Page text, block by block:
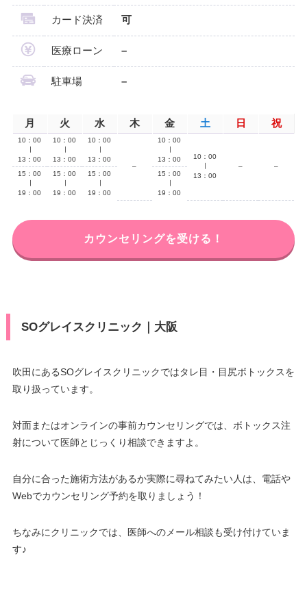
カード決済 可
医療ローン –
駐車場 –
月 火 水 木 金 土 日 祝
10：00
13：00
10：00
13：00
10：00
13：00
–
10：00
13：00
10：00
13：00
–
–
15：00
19：00
15：00
19：00
15：00
19：00
15：00
19：00
カウンセリングを受ける！
SOグレイスクリニック｜大阪
吹田にあるSOグレイスクリニックではタレ目・目尻ボトックスを
取り扱っています。
対面またはオンラインの事前カウンセリングでは、ボトックス注
射について医師とじっくり相談できますよ。
自分に合った施術方法があるか実際に尋ねてみたい人は、電話や
Webでカウンセリング予約を取りましょう！
ちなみにクリニックでは、医師へのメール相談も受け付けていま
す♪